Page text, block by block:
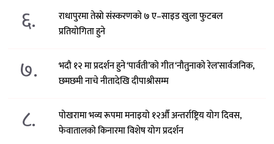
६.
राधापुरमा तेस्रो संस्करणको ७ ए–साइड खुला फुटबल
प्रतियोगिता हुने
७.
भदौ १२ मा प्रदर्शन हुने ‘पार्वती’को गीत ‘नौतुनाको रेल’सार्वजनिक,
छमछमी नाचे नीतादेखि दीपाश्रीसम्म
८.
पोखरामा भव्य रूपमा मनाइयो १२औँ अन्तर्राष्ट्रिय योग दिवस,
फेवातालको किनारमा विशेष योग प्रदर्शन